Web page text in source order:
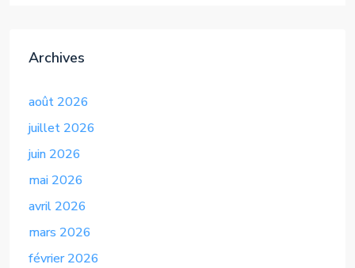
Archives
août 2026
juillet 2026
juin 2026
mai 2026
avril 2026
mars 2026
février 2026